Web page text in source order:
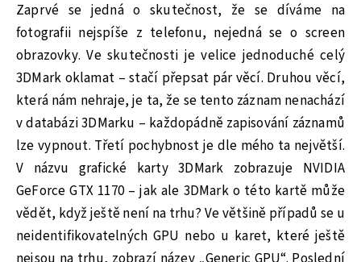
Zaprvé se jedná o skutečnost, že se díváme na
fotografii nejspíše z telefonu, nejedná se o screen
obrazovky. Ve skutečnosti je velice jednoduché celý
3DMark oklamat – stačí přepsat pár věcí. Druhou věcí,
která nám nehraje, je ta, že se tento záznam nenachází
v databázi 3DMarku – každopádně zapisování záznamů
lze vypnout. Třetí pochybnost je dle mého ta největší.
V názvu grafické karty 3DMark zobrazuje NVIDIA
GeForce GTX 1170 – jak ale 3DMark o této kartě může
vědět, když ještě není na trhu? Ve většině případů se u
neidentifikovatelných GPU nebo u karet, které ještě